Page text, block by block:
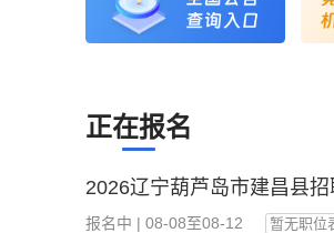
正在报名
2026辽宁葫芦岛市建昌县
报名中 | 08-08至08-12 暂无职位